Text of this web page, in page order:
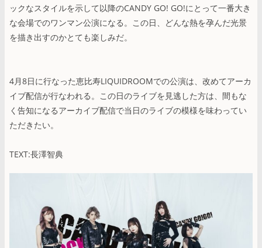
ックなスタイルを示して以降のCANDY GO! GO!にとって一番大き
な会場でのワンマン公演になる。この日、どんな熱を孕んだ光景
を描き出すのかとても楽しみだ。
4月8日に行なった恵比寿LIQUIDROOMでの公演は、改めてアーカ
イブ配信が行なわれる。この日のライブを見逃した方は、間もな
く告知になるアーカイブ配信で当日のライブの模様を味わってい
ただきたい。
TEXT:長澤智典